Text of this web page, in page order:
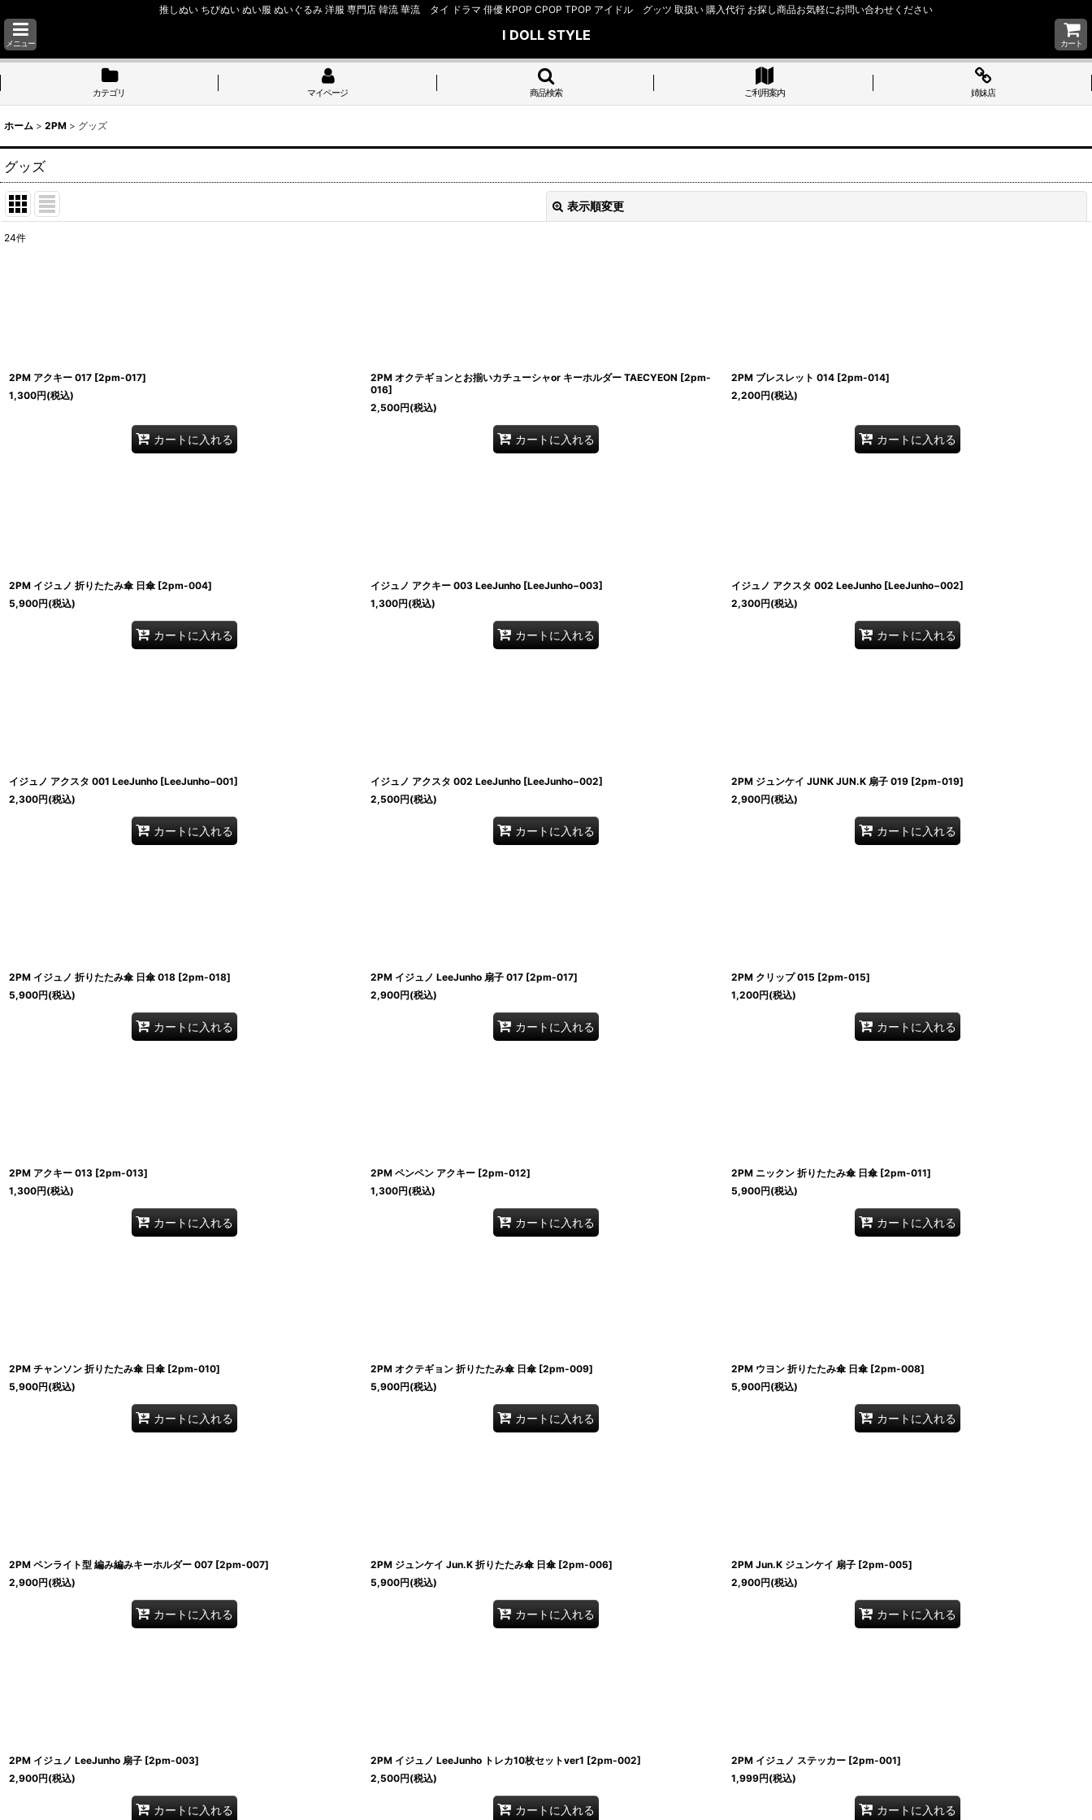
推しぬい ちびぬい ぬい服 ぬいぐるみ 洋服 専門店 韓流 華流 タイ ドラマ 俳優 KPOP CPOP TPOP アイドル グッツ 取扱い 購入代行 お探し商品お気軽にお問い合わせください
メニュー
I DOLL STYLE
カート
カテゴリ マイページ 商品検索 ご利用案内 姉妹店
ホーム > 2PM > グッズ
グッズ
表示順変更
24件
2PM アクキー 017 [2pm-017]
1,300円(税込)
カートに入れる
2PM オクテギョンとお揃いカチューシャor キーホルダー TAECYEON [2pm-
016]
2,500円(税込)
カートに入れる
2PM ブレスレット 014 [2pm-014]
2,200円(税込)
カートに入れる
2PM イジュノ 折りたたみ傘 日傘 [2pm-004]
5,900円(税込)
カートに入れる
イジュノ アクキー 003 LeeJunho [LeeJunho−003]
1,300円(税込)
カートに入れる
イジュノ アクスタ 002 LeeJunho [LeeJunho−002]
2,300円(税込)
カートに入れる
イジュノ アクスタ 001 LeeJunho [LeeJunho−001]
2,300円(税込)
カートに入れる
イジュノ アクスタ 002 LeeJunho [LeeJunho−002]
2,500円(税込)
カートに入れる
2PM ジュンケイ JUNK JUN.K 扇子 019 [2pm-019]
2,900円(税込)
カートに入れる
2PM イジュノ 折りたたみ傘 日傘 018 [2pm-018]
5,900円(税込)
カートに入れる
2PM イジュノ LeeJunho 扇子 017 [2pm-017]
2,900円(税込)
カートに入れる
2PM クリップ 015 [2pm-015]
1,200円(税込)
カートに入れる
2PM アクキー 013 [2pm-013]
1,300円(税込)
カートに入れる
2PM ペンペン アクキー [2pm-012]
1,300円(税込)
カートに入れる
2PM ニックン 折りたたみ傘 日傘 [2pm-011]
5,900円(税込)
カートに入れる
2PM チャンソン 折りたたみ傘 日傘 [2pm-010]
5,900円(税込)
カートに入れる
2PM オクテギョン 折りたたみ傘 日傘 [2pm-009]
5,900円(税込)
カートに入れる
2PM ウヨン 折りたたみ傘 日傘 [2pm-008]
5,900円(税込)
カートに入れる
2PM ペンライト型 編み編みキーホルダー 007 [2pm-007]
2,900円(税込)
カートに入れる
2PM ジュンケイ Jun.K 折りたたみ傘 日傘 [2pm-006]
5,900円(税込)
カートに入れる
2PM Jun.K ジュンケイ 扇子 [2pm-005]
2,900円(税込)
カートに入れる
2PM イジュノ LeeJunho 扇子 [2pm-003]
2,900円(税込)
カートに入れる
2PM イジュノ LeeJunho トレカ10枚セットver1 [2pm-002]
2,500円(税込)
カートに入れる
2PM イジュノ ステッカー [2pm-001]
1,999円(税込)
カートに入れる